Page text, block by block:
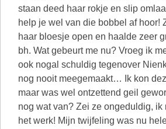
staan deed haar rokje en slip
help je wel van die bobbel af hoor!
haar bloesje open en haalde zeer
bh. Wat gebeurt me nu? Vroeg ik
ook nogal schuldig tegenover
nog nooit meegemaakt… Ik kon
maar was wel ontzettend geil
nog wat van? Zei ze ongeduldig, ik
het werk! Mijn twijfeling was nu